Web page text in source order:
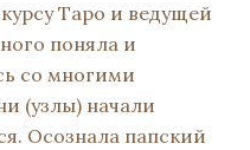
Таро и ведущей
поняла и
со многими
(узлы) начали
Осознала папский